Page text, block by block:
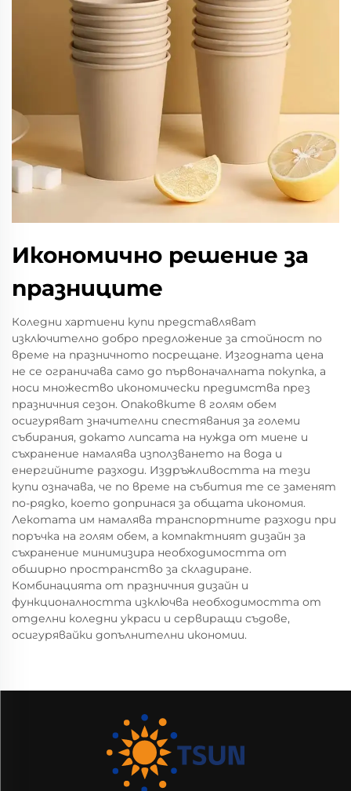
Икономично решение за
празниците
Коледни хартиени купи представляват
изключително добро предложение за стойност по
време на празничното посрещане. Изгодната цена
не се ограничава само до първоначалната покупка, а
носи множество икономически предимства през
празничния сезон. Опаковките в голям обем
осигуряват значителни спестявания за големи
събирания, докато липсата на нужда от миене и
съхранение намалява използването на вода и
енергийните разходи. Издръжливостта на тези
купи означава, че по време на събития те се заменят
по-рядко, което допринася за общата икономия.
Лекотата им намалява транспортните разходи при
поръчка на голям обем, а компактният дизайн за
съхранение минимизира необходимостта от
обширно пространство за складиране.
Комбинацията от празничния дизайн и
функционалността изключва необходимостта от
отделни коледни украси и сервиращи съдове,
осигурявайки допълнителни икономии.